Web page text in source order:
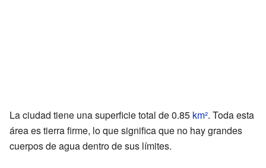
La ciudad tiene una superficie total de 0.85 km². Toda esta
área es tierra firme, lo que significa que no hay grandes
cuerpos de agua dentro de sus límites.